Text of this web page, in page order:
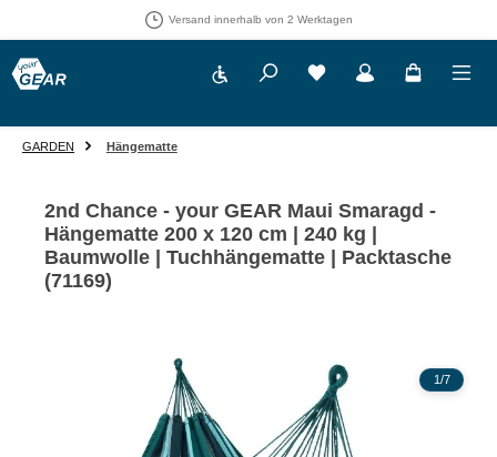
Versand innerhalb von 2 Werktagen
Werkzeugleiste anzeigenDu hast 0 Produkte auf
GARDEN Hängematte
2nd Chance - your GEAR Maui Smaragd -
Hängematte 200 x 120 cm | 240 kg |
Baumwolle | Tuchhängematte | Packtasche
(71169)
Bildergalerie überspringen
1/7